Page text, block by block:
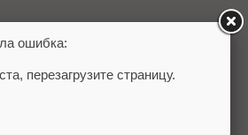
– это переходный
в зависимости от настроек
может выполнять как
ошибка:
перезагрузите страницу.